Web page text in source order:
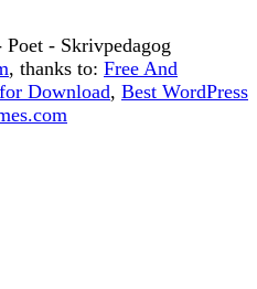
- Skrivpedagog
, thanks to: Free And
Download, Best WordPress